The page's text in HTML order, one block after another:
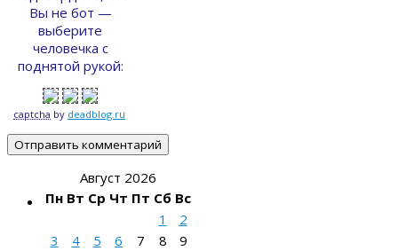
Вы не бот —
выберите
человечка с
поднятой рукой:
captcha by deadblog.ru
Август 2026
Пн Вт Ср Чт Пт Сб Вс
1
2
3
4 5 6 7 8
9